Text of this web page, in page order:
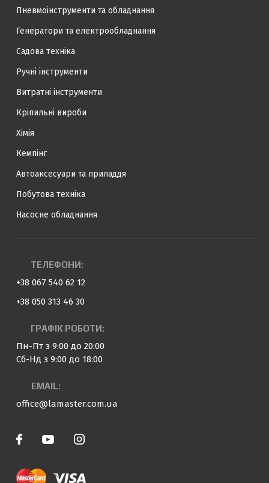
Пневмоінструменти та обладнання
Генератори та електрообладнання
Садова техніка
Ручні інструменти
Витратні інструменти
Кріпильні вироби
Хімія
Кемпінг
Автоаксесуари та приладдя
Побутова техніка
Насосне обладнання
ТЕЛЕФОНИ:
+38 067 540 62 12
+38 050 313 46 30
ГРАФІК РОБОТИ:
Пн-Пт з 9:00 до 20:00
Сб-Нд з 9:00 до 18:00
EMAIL:
office@lamaster.com.ua